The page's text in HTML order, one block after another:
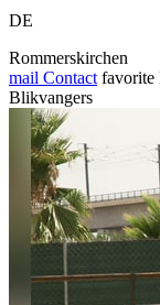
DE
Rommerskirchen
mail Contact favorite
Blikvangers